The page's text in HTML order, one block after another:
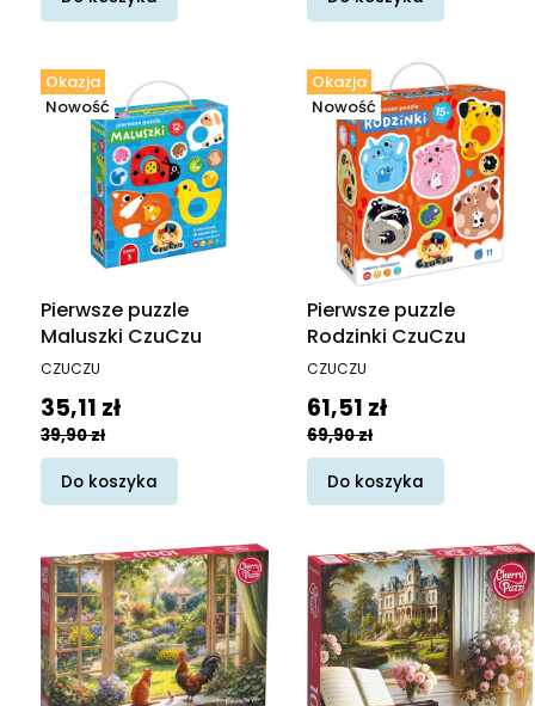
Okazja
Nowość
Pierwsze puzzle
Maluszki CzuCzu
PRODUCENT
CZUCZU
Cena promocyjna
35,11 zł
39,90 zł
Do koszyka
Okazja
Nowość
Pierwsze puzzle
Rodzinki CzuCzu
PRODUCENT
CZUCZU
Cena promocyjna
61,51 zł
69,90 zł
Do koszyka